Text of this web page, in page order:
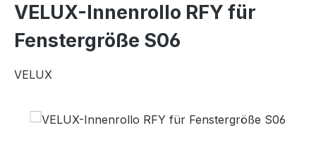
VELUX-Innenrollo RFY für
Fenstergröße S06
VELUX
Bildergalerie überspringen